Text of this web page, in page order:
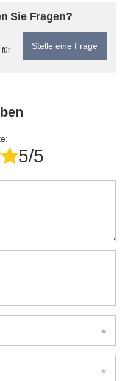
Sie Fragen?
für
Stelle eine Frage
5/5